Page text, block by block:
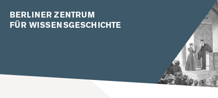
BERLINER ZENTRUM
FÜR WISSENSGESCHICHTE